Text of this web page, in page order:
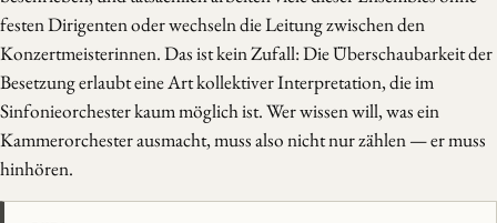
festen Dirigenten oder wechseln die Leitung zwischen den
Konzertmeisterinnen. Das ist kein Zufall: Die Überschaubarkeit der
Besetzung erlaubt eine Art kollektiver Interpretation, die im
Sinfonieorchester kaum möglich ist. Wer wissen will, was ein
Kammerorchester ausmacht, muss also nicht nur zählen — er muss
hinhören.